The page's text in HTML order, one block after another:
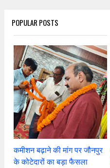
POPULAR POSTS
कमीशन बढ़ाने की मांग पर जौनपुर
के कोटेदारों का बड़ा फैसला